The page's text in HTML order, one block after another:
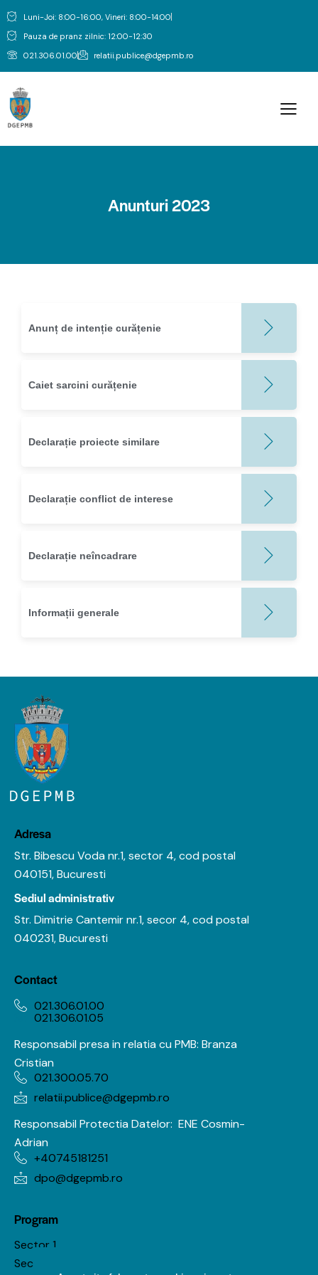
Luni-Joi: 8:00-16:00, Vineri: 8:00-14:00
Pauza de pranz zilnic: 12:00-12:30
021.306.01.00
relatii.publice@dgepmb.ro
Anunturi 2023
Anunț de intenție curățenie
Caiet sarcini curățenie
Declarație proiecte similare
Declarație conflict de interese
Declarație neîncadrare
Informații generale
Adresa
Str. Bibescu Voda nr.1, sector 4, cod postal
040151, Bucuresti
Sediul administrativ
Str. Dimitrie Cantemir nr.1, secor 4, cod postal
040231, Bucuresti
Contact
021.306.01.00
021.306.01.05
Responsabil presa in relatia cu PMB: Branza
Cristian
021.300.05.70
relatii.publice@dgepmb.ro
Responsabil Protectia Datelor: ENE Cosmin-
Adrian
+40745181251
dpo@dgepmb.ro
Program
Sector 1
Sector 2